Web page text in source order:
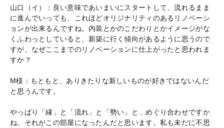
山口（イ）：良い意味であいまいにスタートして、流れるまま
に進んでいっても、これほどオリジナリティのあるリノベーシ
ョンが出来るんですね。内装とかのこだわりとかイメージがな
くふわっとしていると、新築に行く傾向があるように思うので
すが、なぜここまでのリノベーションに仕上がったと思われま
すか？
M様：もともと、ありきたりな新しいものが好きではないんだ
と思うんです。
やっぱり「縁」と「流れ」と「勢い」と…めぐり合わせですか
ね。それがこの部屋になったんだと思います。私も未だに不思